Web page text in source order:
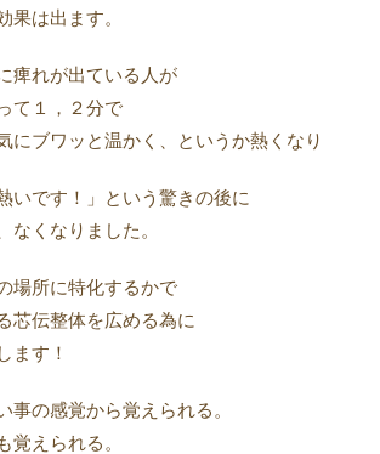
果は出ます。
痺れが出ている人が
て１，２分で
にブワッと温かく、というか熱くなり
いです！」という驚きの後に
なくなりました。
場所に特化するかで
芯伝整体を広める為に
ます！
事の感覚から覚えられる。
覚えられる。